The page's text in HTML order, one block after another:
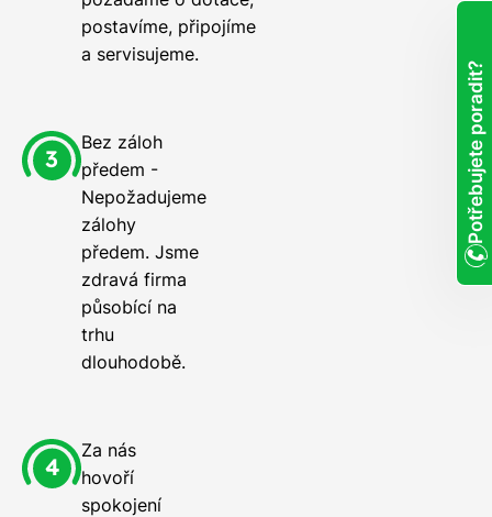
postavíme, připojíme
a servisujeme.
Bez záloh
předem -
Nepožadujeme
zálohy
předem. Jsme
zdravá firma
působící na
trhu
dlouhodobě.
Za nás
hovoří
spokojení
Potřebujete poradit?